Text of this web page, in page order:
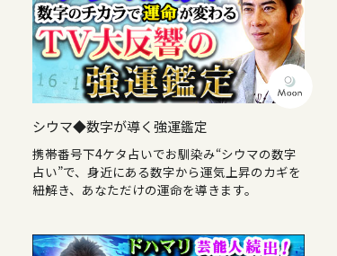
シウマ◆数字が導く強運鑑定
携帯番号下4ケタ占いでお馴染み“シウマの数字
占い”で、身近にある数字から運気上昇のカギを
紐解き、あなただけの運命を導きます。